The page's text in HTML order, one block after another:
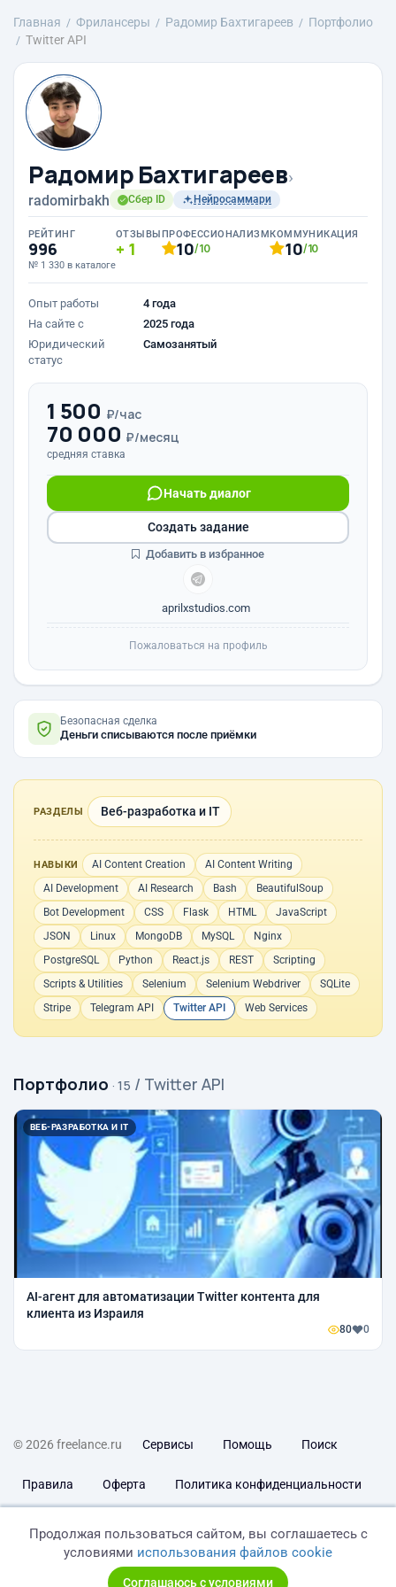
Главная Фрилансеры Радомир Бахтигареев
Портфолио
Twitter API
Радомир Бахтигареев›
radomirbakh Сбер ID Нейросаммари
РЕЙТИНГ
996
№ 1 330 в каталоге
ОТЗЫВЫ
1
ПРОФЕССИОНАЛИЗМ
10/10
КОММУНИКАЦИЯ
10/10
Опыт работы
4 года
На сайте с
2025 года
Юридический
статус
Самозанятый
1 500 ₽/час
70 000 ₽/месяц
средняя ставка
Начать диалог
aprilxstudios.com
Создать задание
Добавить в избранное
Пожаловаться на профиль
Безопасная сделка
Деньги списываются после приёмки
РАЗДЕЛЫ Веб-разработка и IT
НАВЫКИ AI Content Creation
AI Content Writing
AI Development
AI Research Bash
BeautifulSoup
Bot Development
CSS Flask HTML
JavaScript
JSON
Linux MongoDB MySQL
Nginx
PostgreSQL
Python React.js REST
Scripting
Scripts & Utilities
Selenium Selenium Webdriver
SQLite
Stripe
Telegram API Twitter API Web Services
Портфолио · 15 / Twitter API
ВЕБ-РАЗРАБОТКА И IT
AI-агент для автоматизации Twitter контента для
клиента из Израиля
80 0
© 2026 freelance.ru Сервисы Помощь Поиск
Правила Оферта Политика конфиденциальности
Продолжая пользоваться сайтом, вы соглашаетесь с
условиями использования файлов cookie
Соглашаюсь с условиями